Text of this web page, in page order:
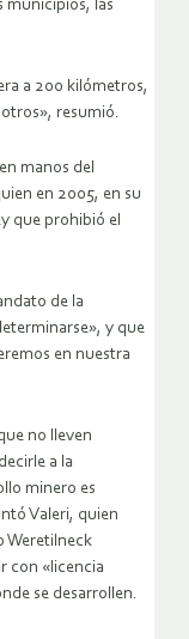
municipios, las
a 200 kilómetros,
resumió.
manos del
en 2005, en su
que prohibió el
de la
y que
en nuestra
no lleven
a la
minero es
Valeri, quien
Weretilneck
con «licencia
se desarrollen.